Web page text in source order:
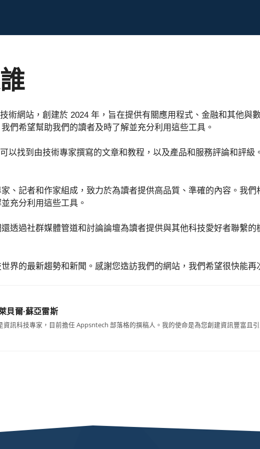
術網站，創建於 2024 年，旨在提供有關應用程式、金融和其他
們希望幫助我們的讀者及時了解並充分利用這些工具。
以找到由技術專家撰寫的文章和教程，以及產品和服務評論和評
、記者和作家組成，致力於為讀者提供高品質、準確的內容。我
充分利用這些工具。
透過社群媒體管道和討論論壇為讀者提供與其他科技愛好者聯繫
界的最新趨勢和新聞。感謝您造訪我們的網站，我們希望很快能再
貝爾·蘇亞雷斯
資訊科技專家，目前擔任 Appsntech 部落格的撰稿人。我的使命是為您創建資訊豐富且